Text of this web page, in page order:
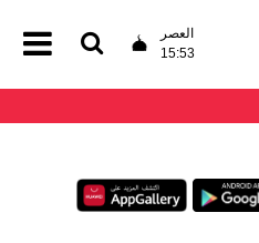
العصر
15:53